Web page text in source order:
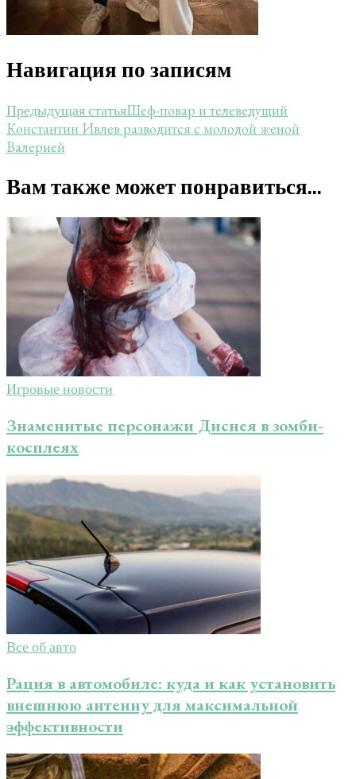
Навигация по записям
Предыдущая статьяШеф-повар и телеведущий
Константин Ивлев разводится с молодой женой
Валерией
Вам также может понравиться...
Игровые новости
Знаменитые персонажи Диснея в зомби-
косплеях
Все об авто
Рация в автомобиле: куда и как установить
внешнюю антенну для максимальной
эффективности